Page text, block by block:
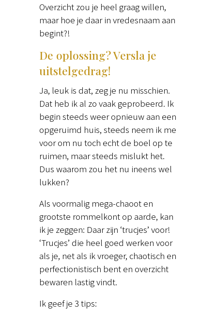
Overzicht zou je heel graag willen,
maar hoe je daar in vredesnaam aan
begint?!
De oplossing? Versla je
uitstelgedrag!
Ja, leuk is dat, zeg je nu misschien.
Dat heb ik al zo vaak geprobeerd. Ik
begin steeds weer opnieuw aan een
opgeruimd huis, steeds neem ik me
voor om nu toch echt de boel op te
ruimen, maar steeds mislukt het.
Dus waarom zou het nu ineens wel
lukken?
Als voormalig mega-chaoot en
grootste rommelkont op aarde, kan
ik je zeggen: Daar zijn ‘trucjes’ voor!
‘Trucjes’ die heel goed werken voor
als je, net als ik vroeger, chaotisch en
perfectionistisch bent en overzicht
bewaren lastig vindt.
Ik geef je 3 tips: